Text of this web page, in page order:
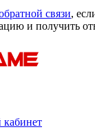
связи,
и получить